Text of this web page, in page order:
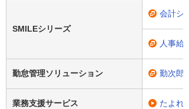
SMILEシリーズ
会計シ
人事給
勤怠管理ソリューション 勤次郎
業務支援サービス たよれ